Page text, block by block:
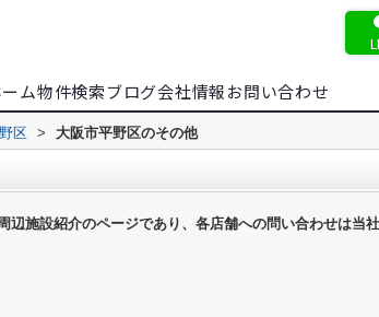
ム物件検索ブログ会社情報お問い合わせ
区 > 大阪市平野区のその他
辺施設紹介のページであり、各店舗への問い合わせは当社